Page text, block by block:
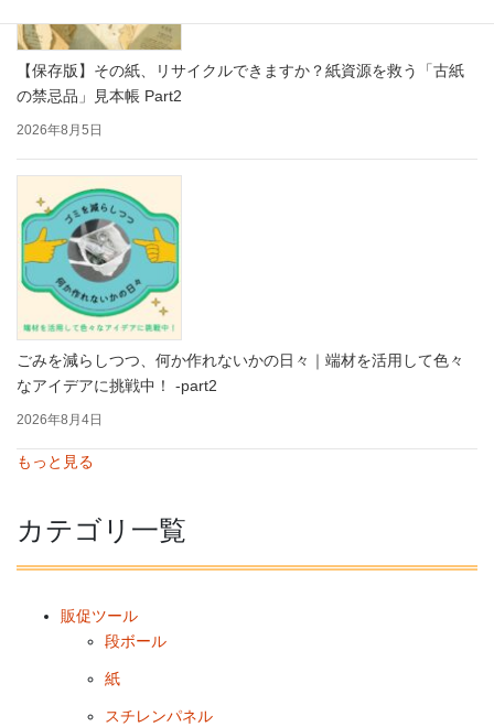
【保存版】その紙、リサイクルできますか？紙資源を救う「古紙
の禁忌品」見本帳 Part2
2026年8月5日
ごみを減らしつつ、何か作れないかの日々｜端材を活用して色々
なアイデアに挑戦中！ -part2
2026年8月4日
もっと見る
カテゴリ一覧
販促ツール
段ボール
紙
スチレンパネル